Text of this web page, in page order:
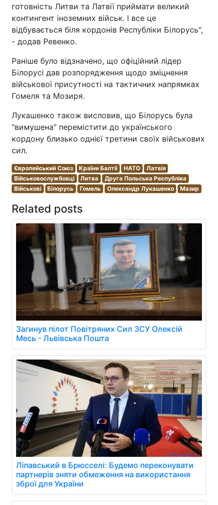
готовність Литви та Латвії приймати великий
контингент іноземних військ. І все це
відбувається біля кордонів Республіки Білорусь",
- додав Ревенко.
Раніше було відзначено, що офіційний лідер
Білорусі дав розпорядження щодо зміцнення
військової присутності на тактичних напрямках
Гомеля та Мозиря.
Лукашенко також висловив, що Білорусь була
"вимушена" перемістити до українського
кордону близько однієї третини своїх військових
сил.
Європейський Союз Країни Балтії НАТО
Латвія
Військовослужбовці
Литва
Друга Польська Республіка
Військові
Білорусь Гомель Олександр Лукашенко Мазир
Related posts
Загинув пілот Повітряних Сил ЗСУ Олексій
Месь - Львівська Пошта
Ліпавський в Брюсселі: Будемо переконувати
партнерів зняти обмеження на використання
зброї для України